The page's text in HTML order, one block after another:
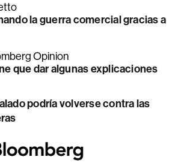
la guerra comercial gracias a
Opinion
que dar algunas explicaciones
podría volverse contra las